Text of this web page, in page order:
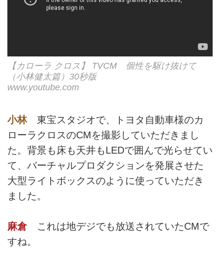
【カローラ クロス】 TVCM 個性を駆け抜けて
（小林健太篇）30秒版
www.youtube.com
小林東宝スタジオで、トヨタ自動車様のカ
ローラクロスのCMを撮影していただきまし
た。背景も床も天井もLEDで囲んで光らせてい
て、バーチャルプロダクションを発展させた
大型ライトボックスのように使っていただき
ました。
麻倉これは地デジでも放送されていたCMで
すね。